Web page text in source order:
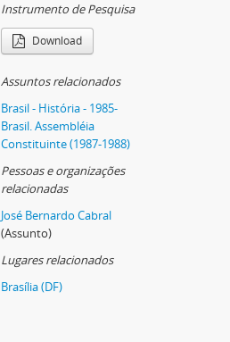
Instrumento de Pesquisa
Download
Assuntos relacionados
Brasil - História - 1985-
Brasil. Assembléia
Constituinte (1987-1988)
Pessoas e organizações
relacionadas
José Bernardo Cabral
(Assunto)
Lugares relacionados
Brasília (DF)